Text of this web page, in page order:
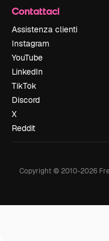
Contattaci
Assistenza clienti
Instagram
YouTube
LinkedIn
TikTok
Discord
X
Reddit
Copyright © 2010-2026